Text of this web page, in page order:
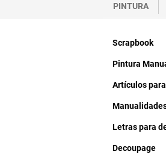
PINTURA
Scrapbook
Pintura
Artículos
Letras para
Decoupage